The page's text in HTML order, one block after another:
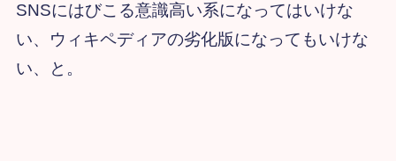
SNSにはびこる意識高い系になってはいけな
い、ウィキペディアの劣化版になってもいけな
い、と。